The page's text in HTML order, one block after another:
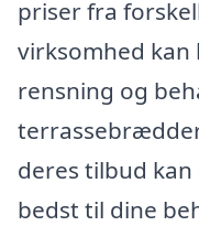
priser fra
virksomhed kan
rensning og
deres tilbud
bedst til dine